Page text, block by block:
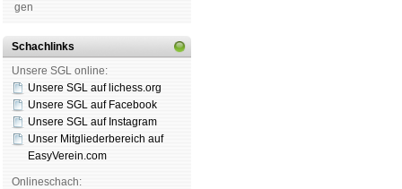
gen
Schachlinks
Unsere SGL online:
Unsere SGL auf li­chess.org
Unsere SGL auf Face­book
Unsere SGL auf Insta­gram
Unser Mitgliederbereich auf
EasyVerein.com
Onlineschach: